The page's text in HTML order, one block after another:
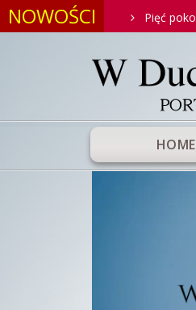
NOWOŚCIPięć pokornych
HOME